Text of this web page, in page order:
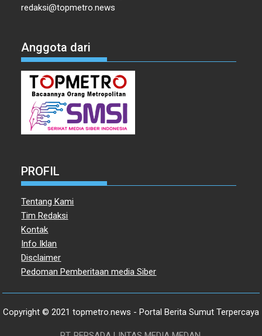
redaksi@topmetro.news
Anggota dari
PROFIL
Tentang Kami
Tim Redaksi
Kontak
Info Iklan
Disclaimer
Pedoman Pemberitaan media Siber
Copyright © 2021 topmetro.news - Portal Berita Sumut Terpercaya